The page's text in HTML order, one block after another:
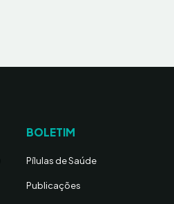
BOLETIM
Pílulas de Saúde
Publicações